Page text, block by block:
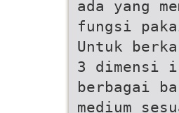
ada yang
fungsi
Untuk
3 dimensi
berbagai
medium